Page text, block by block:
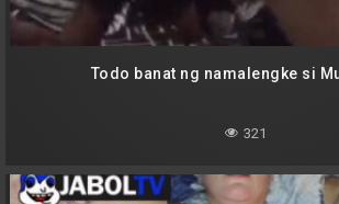
Todo banat ng namalengke si
321